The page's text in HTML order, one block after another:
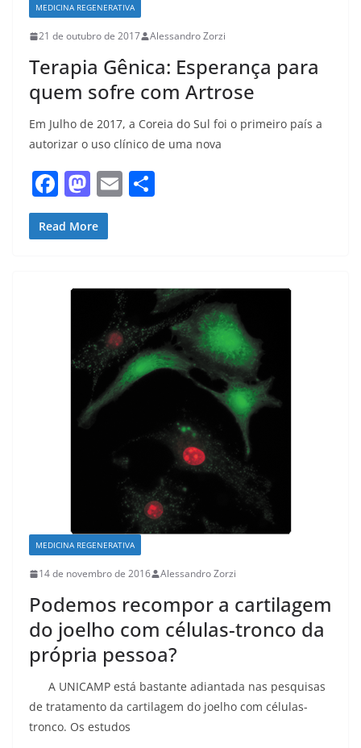
MEDICINA REGENERATIVA
21 de outubro de 2017 Alessandro Zorzi
Terapia Gênica: Esperança para
quem sofre com Artrose
Em Julho de 2017, a Coreia do Sul foi o primeiro país a
autorizar o uso clínico de uma nova
F
a
c
b
k
M
a
st
d
n
E
Read More
MEDICINA REGENERATIVA
14 de novembro de 2016 Alessandro Zorzi
Podemos recompor a cartilagem
do joelho com células-tronco da
própria pessoa?
A UNICAMP está bastante adiantada nas pesquisas
de tratamento da cartilagem do joelho com células-
tronco. Os estudos